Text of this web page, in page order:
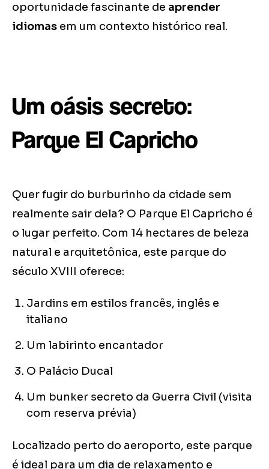
oportunidade fascinante de aprender
idiomas em um contexto histórico real.
Um oásis secreto:
Parque El Capricho
Quer fugir do burburinho da cidade sem
realmente sair dela? O Parque El Capricho é
o lugar perfeito. Com 14 hectares de beleza
natural e arquitetônica, este parque do
século XVIII oferece:
Jardins em estilos francês, inglês e
italiano
Um labirinto encantador
O Palácio Ducal
Um bunker secreto da Guerra Civil (visita
com reserva prévia)
Localizado perto do aeroporto, este parque
é ideal para um dia de relaxamento e